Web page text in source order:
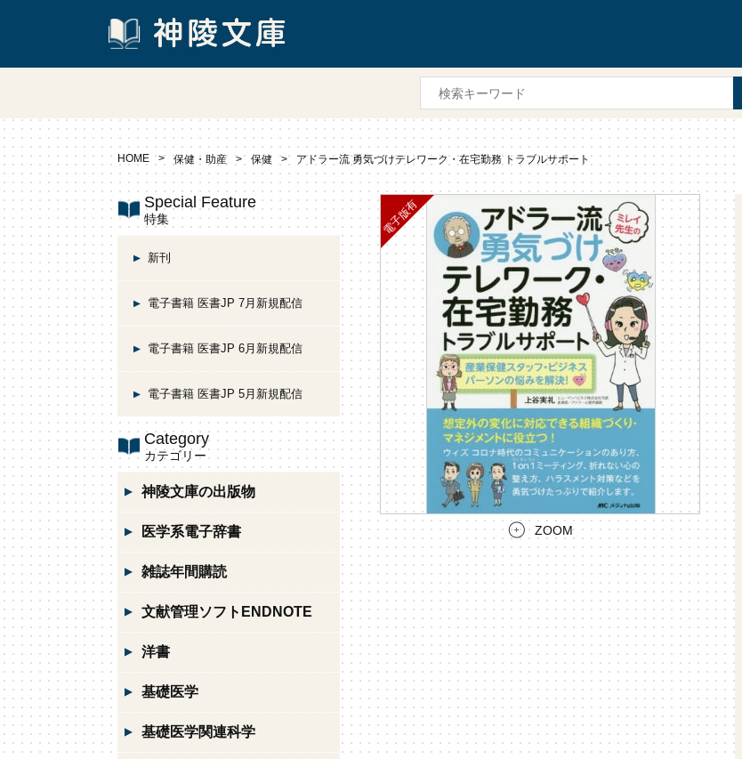
HOME 保健・助産 保健 アドラー流 勇気づけテレワーク・在宅勤務 トラブルサポート
ZOOM
Special Feature
特集
新刊
電子書籍 医書JP 7月新規配信
電子書籍 医書JP 6月新規配信
電子書籍 医書JP 5月新規配信
Category
カテゴリー
神陵文庫の出版物
医学系電子辞書
雑誌年間購読
文献管理ソフトENDNOTE
洋書
基礎医学
基礎医学関連科学